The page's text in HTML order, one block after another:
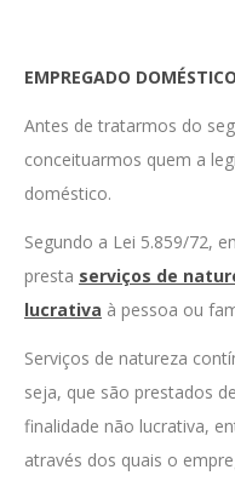
EMPREGADO DOMÉSTICO
Antes de tratarmos do
conceituarmos quem a
doméstico.
Segundo a Lei 5.859/72,
presta serviços de
lucrativa à pessoa ou
Serviços de natureza
seja, que são prestados
finalidade não lucrativa,
através dos quais o